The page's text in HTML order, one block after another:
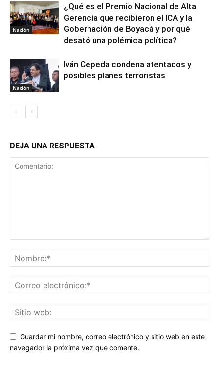
Nación
¿Qué es el Premio Nacional de Alta
Gerencia que recibieron el ICA y la
Gobernación de Boyacá y por qué
desató una polémica política?
Nación
Iván Cepeda condena atentados y
posibles planes terroristas
DEJA UNA RESPUESTA
Guardar mi nombre, correo electrónico y sitio web en este
navegador la próxima vez que comente.